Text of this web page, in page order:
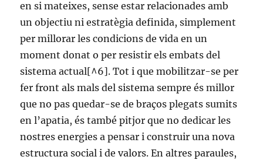
en si mateixes, sense estar relacionades amb
un objectiu ni estratègia definida, simplement
per millorar les condicions de vida en un
moment donat o per resistir els embats del
sistema actual[^6]. Tot i que mobilitzar-se per
fer front als mals del sistema sempre és millor
que no pas quedar-se de braços plegats sumits
en l’apatia, és també pitjor que no dedicar les
nostres energies a pensar i construir una nova
estructura social i de valors. En altres paraules,